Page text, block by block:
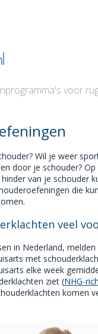
voor
Wil je weer
door je schouder? Op
van je schouder
die
veel
in Nederland, melden
met
elke week
ziet (NHG-
komen